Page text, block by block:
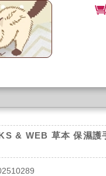
& WEB 草本 保濕